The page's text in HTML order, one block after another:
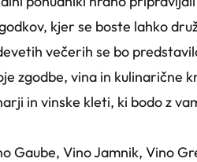
kjer se boste lahko
večerih se bo
zgodbe, vina in kulinarične
in vinske kleti, ki bodo z
Gaube, Vino Jamnik, Vino